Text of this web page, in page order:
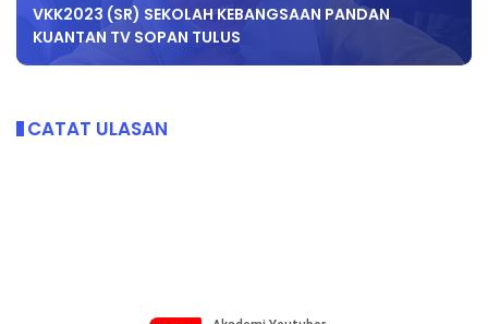
VKK2023 (SR) SEKOLAH KEBANGSAAN PANDAN
KUANTAN TV SOPAN TULUS
CATAT ULASAN